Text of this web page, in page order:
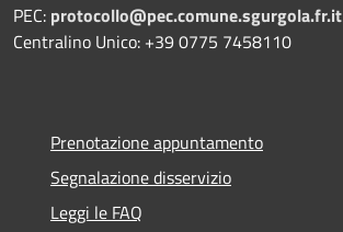
PEC: protocollo@pec.comune.sgurgola.fr.it
Centralino Unico: +39 0775 7458110
Prenotazione appuntamento
Segnalazione disservizio
Leggi le FAQ